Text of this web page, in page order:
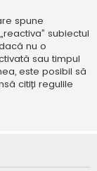
spune
subiectul
nu o
sau timpul
este posibil să
citiți regulile